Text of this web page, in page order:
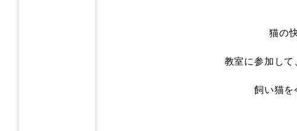
猫の
教室に参加して
飼い猫を